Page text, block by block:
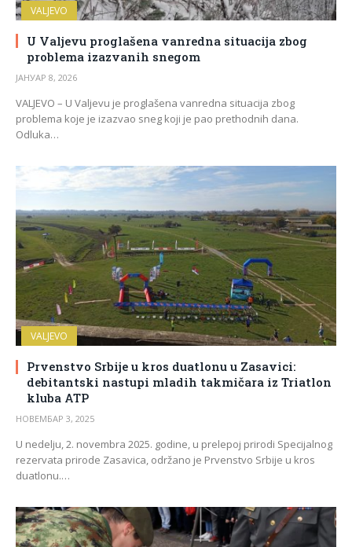
VALJEVO
U Valjevu proglašena vanredna situacija zbog
problema izazvanih snegom
ЈАНУАР 8, 2026
VALJEVO – U Valjevu je proglašena vanredna situacija zbog
problema koje je izazvao sneg koji je pao prethodnih dana.
Odluka…
VALJEVO
Prvenstvo Srbije u kros duatlonu u Zasavici:
debitantski nastupi mladih takmičara iz Triatlon
kluba ATP
НОВЕМБАР 3, 2025
U nedelju, 2. novembra 2025. godine, u prelepoj prirodi Specijalnog
rezervata prirode Zasavica, održano je Prvenstvo Srbije u kros
duatlonu.…